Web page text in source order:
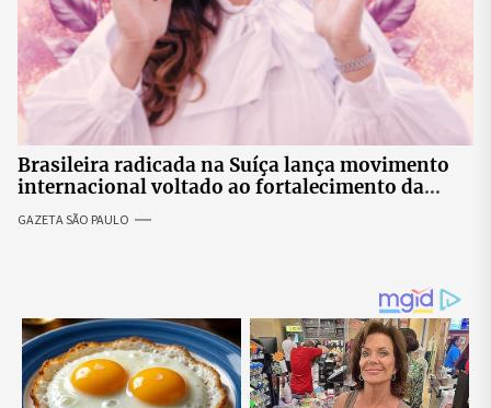
Brasileira radicada na Suíça lança movimento
internacional voltado ao fortalecimento da
identidade feminina
GAZETA SÃO PAULO